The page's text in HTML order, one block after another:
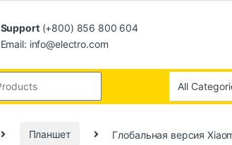
Support(+800) 856 800 604
Email: info@electro.com
Планшет Глобальная версия